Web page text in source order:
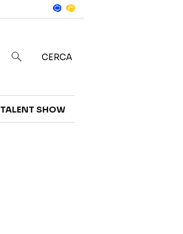
CERCA
TALENT SHOW